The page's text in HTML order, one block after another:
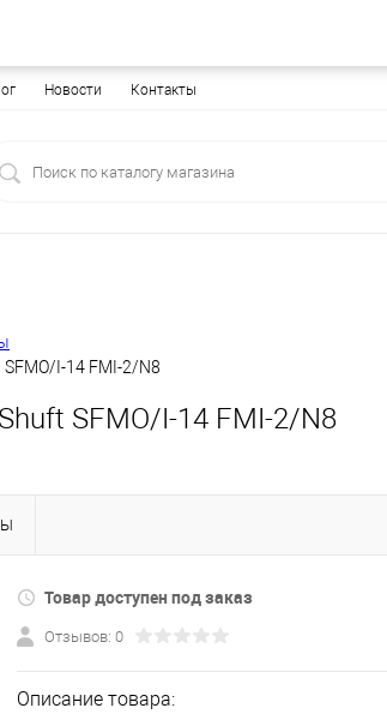
Новости Контакты
I-14 FMI-2/N8
SFMO/I-14 FMI-2/N8
Товар доступен под заказ
Отзывов: 0
Описание товара: